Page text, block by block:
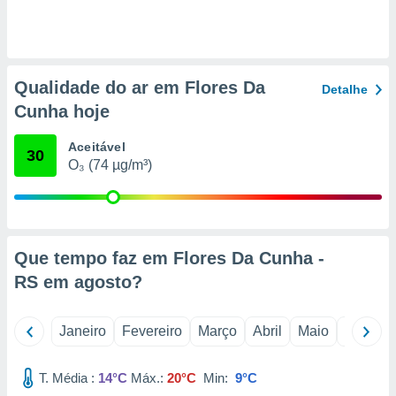
qualquer
em “
de
ou aceder
num
para
Qualidade do ar em Flores Da
Cunha hoje
Detalhe
30 Aceitável
O₃ (74 µg/m³)
Que tempo faz em Flores Da Cunha -
RS em agosto?
Janeiro Fevereiro Março Abril Maio Junho
T. Média : 14°C Máx.: 20°C Min: 9°C